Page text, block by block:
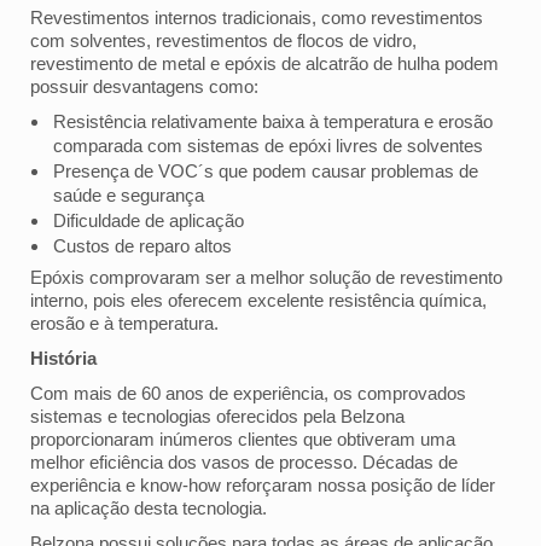
Revestimentos internos tradicionais, como revestimentos
com solventes, revestimentos de flocos de vidro,
revestimento de metal e epóxis de alcatrão de hulha podem
possuir desvantagens como:
Resistência relativamente baixa à temperatura e erosão
comparada com sistemas de epóxi livres de solventes
Presença de VOC´s que podem causar problemas de
saúde e segurança
Dificuldade de aplicação
Custos de reparo altos
Epóxis comprovaram ser a melhor solução de revestimento
interno, pois eles oferecem excelente resistência química,
erosão e à temperatura.
História
Com mais de 60 anos de experiência, os comprovados
sistemas e tecnologias oferecidos pela Belzona
proporcionaram inúmeros clientes que obtiveram uma
melhor eficiência dos vasos de processo. Décadas de
experiência e know-how reforçaram nossa posição de líder
na aplicação desta tecnologia.